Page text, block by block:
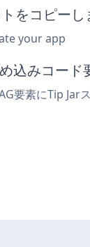
をコピーし
your app
みコード
要素にTip Jar